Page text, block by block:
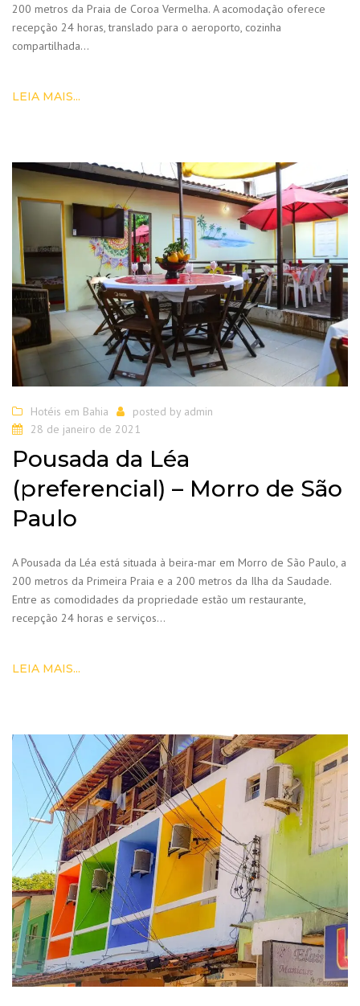
200 metros da Praia de Coroa Vermelha. A acomodação oferece
recepção 24 horas, translado para o aeroporto, cozinha
compartilhada…
LEIA MAIS...
Hotéis em Bahia posted by admin
28 de janeiro de 2021
Pousada da Léa
(preferencial) – Morro de São
Paulo
A Pousada da Léa está situada à beira-mar em Morro de São Paulo, a
200 metros da Primeira Praia e a 200 metros da Ilha da Saudade.
Entre as comodidades da propriedade estão um restaurante,
recepção 24 horas e serviços…
LEIA MAIS...